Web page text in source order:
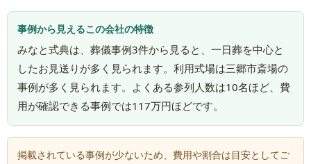
事例から見えるこの会社の特徴
みなと式典は、葬儀事例3件から見ると、一日葬を中心と
したお見送りが多く見られます。利用式場は三郷市斎場の
事例が多く見られます。よくある参列人数は10名ほど、費
用が確認できる事例では117万円ほどです。
掲載されている事例が少ないため、費用や割合は目安としてご